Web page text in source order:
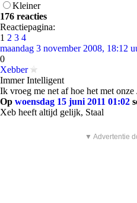
Kleiner
176 reacties
Reactiepagina:
1 2 3 4
maandag 3 november 2008, 18:12
0
Xebber
Immer Intelligent
Ik vroeg me net af hoe het met onze
Op woensdag 15 juni 2011 01:02
Xeb heeft altijd gelijk, Staal
▼ Advertentie